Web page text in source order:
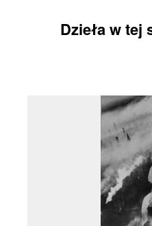
Dzieła w tej